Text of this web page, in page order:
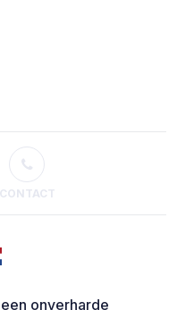
CONTACT
onverharde